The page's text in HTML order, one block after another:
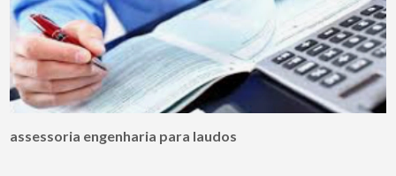
assessoria engenharia para laudos